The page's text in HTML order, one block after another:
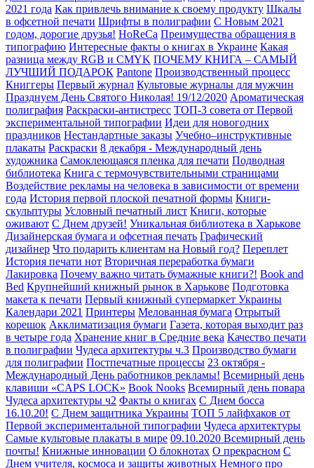
2021 года Как привлечь внимание к своему продукту Шкалы
в офсетной печати Шрифты в полиграфии С Новым 2021
годом, дорогие друзья! HoReCa Преимущества обращения в
типографию Интересные факты о книгах в Украине Какая
разница между RGB и CMYK ПОЧЕМУ КНИГА – САМЫЙ
ЛУЧШИЙ ПОДАРОК Pantone Производственный процесс
Книггеры Первый журнал Культовые журналы для мужчин
Празднуем День Святого Николая! 19/12/2020 Ароматическая
полиграфия Раскраски-антистресс ТОП-3 совета от Первой
экспериментальной типографии Идеи для новогодних
праздников Нестандартные заказы Учебно–инструктивные
плакаты Раскраски 8 декабря - Международный день
художника Самоклеющаяся пленка для печати Подводная
библиотека Книга с термочувствительными страницами
Воздействие рекламы на человека в зависимости от времени
года История первой плоской печатной формы Книги-
скульптуры Условный печатный лист Книги, которые
оживают С Днем друзей! Уникальная библиотека в Харькове
Дизайнерская бумага и офсетная печать Графический
дизайнер Что подарить клиентам на Новый год? Переплет
История печати нот Вторичная переработка бумаги
Лакировка Почему важно читать бумажные книги?! Book and
Bed Крупнейший книжный рынок в Харькове Подготовка
макета к печати Первый книжный супермаркет Украины
Календари 2021 Принтеры Мелованная бумага Отрытый
корешок Акклиматизация бумаги Газета, которая выходит раз
в четыре года Хранение книг в Средние века Качество печати
в полиграфии Чудеса архитектуры ч.3 Производство бумаги
для полиграфии Постпечатные процессы 23 октября -
Международный День работников рекламы! Всемирный день
клавиши «CAPS LOCK» Book Nooks Всемирный день повара
Чудеса архитектуры ч2 Факты о книгах С Днем босса
16.10.20! С Днем защитника Украины ТОП 5 лайфхаков от
Первой экспериментальной типографии Чудеса архитектуры
Самые культовые плакаты в мире 09.10.2020 Всемирный день
почты! Книжные инновации О блокнотах О прекрасном С
Днем учителя, космоса и защиты животных Немного про